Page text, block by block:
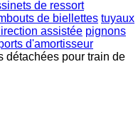
de ressort
de biellettes tuyaux
assistée pignons
d'amortisseur
détachées pour train de